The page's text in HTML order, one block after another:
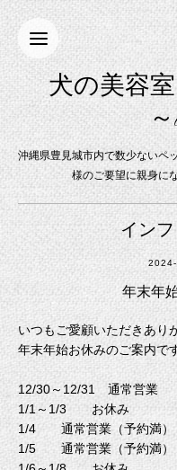
犬の美
沖縄県豊見城市内で数少ないペ
様のご要望に親身に
イン
年末年
いつもご愛顧いただきあり
年末年始お休みのご案内で
12/30～12/31 通常営業
1/1～1/3 お休み
1/4 通常営業（予約満）
1/5 通常営業（予約満）